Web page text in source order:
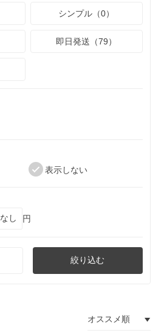
シンプル（0）
即日発送（79）
表示しない
円
絞り込む